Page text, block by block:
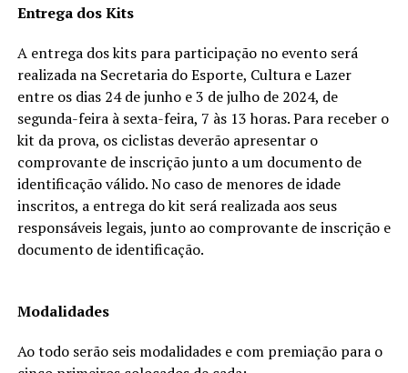
Entrega dos Kits
A entrega dos kits para participação no evento será
realizada na Secretaria do Esporte, Cultura e Lazer
entre os dias 24 de junho e 3 de julho de 2024, de
segunda-feira à sexta-feira, 7 às 13 horas. Para receber o
kit da prova, os ciclistas deverão apresentar o
comprovante de inscrição junto a um documento de
identificação válido. No caso de menores de idade
inscritos, a entrega do kit será realizada aos seus
responsáveis legais, junto ao comprovante de inscrição e
documento de identificação.
Modalidades
Ao todo serão seis modalidades e com premiação para o